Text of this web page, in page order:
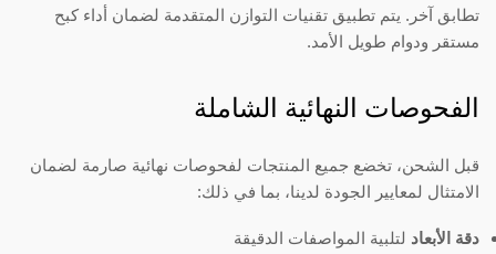
تطابق آخر. يتم تطبيق تقنيات التوازن المتقدمة لضمان أداء كبح
مستقر ودوام طويل الأمد.
الفحوصات النهائية الشاملة
قبل الشحن، تخضع جميع المنتجات لفحوصات نهائية صارمة لضمان
الامتثال لمعايير الجودة لدينا، بما في ذلك:
دقة الأبعادلتلبية المواصفات الدقيقة